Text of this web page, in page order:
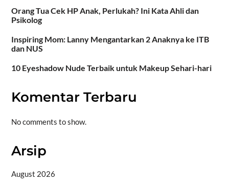
Orang Tua Cek HP Anak, Perlukah? Ini Kata Ahli dan
Psikolog
Inspiring Mom: Lanny Mengantarkan 2 Anaknya ke ITB
dan NUS
10 Eyeshadow Nude Terbaik untuk Makeup Sehari-hari
Komentar Terbaru
No comments to show.
Arsip
August 2026